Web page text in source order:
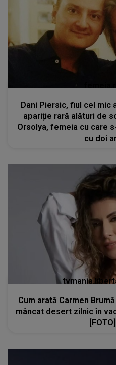
Dani Piersic, fiul cel mic
apariție rară alături de
Orsolya, femeia cu care
cu doi
Cum arată Carmen
mâncat desert zilnic în
[FOTO]